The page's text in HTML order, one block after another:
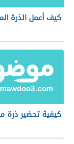
كيف أعمل الذرة
كيفية تحضير ذرة